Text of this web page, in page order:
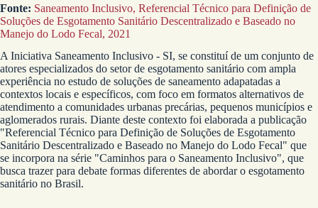
Fonte: Saneamento Inclusivo, Referencial Técnico para Definição de
Soluções de Esgotamento Sanitário Descentralizado e Baseado no
Manejo do Lodo Fecal, 2021
A Iniciativa Saneamento Inclusivo - SI, se constituí de um conjunto de
atores especializados do setor de esgotamento sanitário com ampla
experiência no estudo de soluções de saneamento adapatadas a
contextos locais e específicos, com foco em formatos alternativos de
atendimento a comunidades urbanas precárias, pequenos municípios e
aglomerados rurais. Diante deste contexto foi elaborada a publicação
"Referencial Técnico para Definição de Soluções de Esgotamento
Sanitário Descentralizado e Baseado no Manejo do Lodo Fecal" que
se incorpora na série "Caminhos para o Saneamento Inclusivo", que
busca trazer para debate formas diferentes de abordar o esgotamento
sanitário no Brasil.